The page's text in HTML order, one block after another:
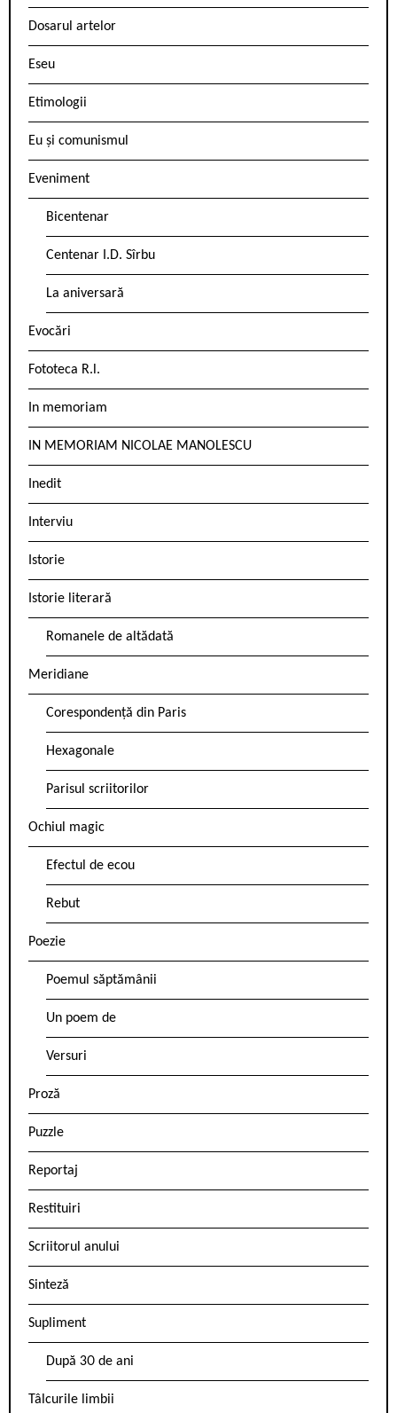
Dosarul artelor
Eseu
Etimologii
Eu și comunismul
Eveniment
Bicentenar
Centenar I.D. Sîrbu
La aniversară
Evocări
Fototeca R.l.
In memoriam
IN MEMORIAM NICOLAE MANOLESCU
Inedit
Interviu
Istorie
Istorie literară
Romanele de altădată
Meridiane
Corespondență din Paris
Hexagonale
Parisul scriitorilor
Ochiul magic
Efectul de ecou
Rebut
Poezie
Poemul săptămânii
Un poem de
Versuri
Proză
Puzzle
Reportaj
Restituiri
Scriitorul anului
Sinteză
Supliment
După 30 de ani
Tâlcurile limbii